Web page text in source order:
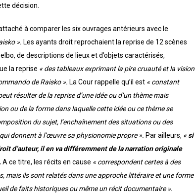
décision.
à comparer les six ouvrages antérieurs avec le
». Les ayants droit reprochaient la reprise de 12 scènes
de descriptions de lieux et d’objets caractérisés,
la reprise « des tableaux exprimant la pire cruauté et la vision
de Raisko ». La Cour rappelle qu’il est « constant
résulter de la reprise d’une idée ou d’un thème mais
ou de la forme dans laquelle cette idée ou ce thème se
du sujet, l’enchaînement des situations ou des
donnent à l’œuvre sa physionomie propre ». Par ailleurs, « si
d’auteur, il en va différemment de la narration originale
A ce titre, les récits en cause « correspondent certes à des
mais ils sont relatés dans une approche littéraire et une forme
de faits historiques ou même un récit documentaire ».